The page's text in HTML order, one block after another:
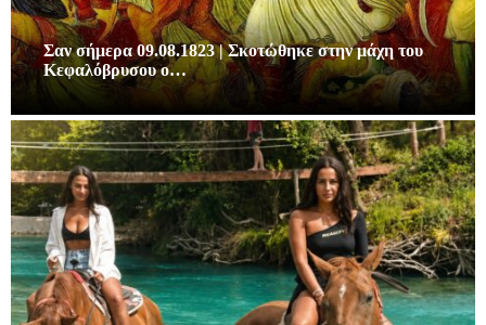
Σαν σήμερα 09.08.1823 | Σκοτώθηκε στην μάχη του
Κεφαλόβρυσου ο…